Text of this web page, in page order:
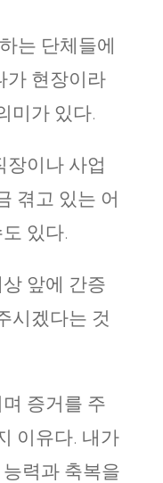
는 단체들에
가 현장이라
미가 있다.
장이나 사업
겪고 있는 어
있다.
앞에 간증
시겠다는 것
증거를 주
이유다. 내가
력과 축복을